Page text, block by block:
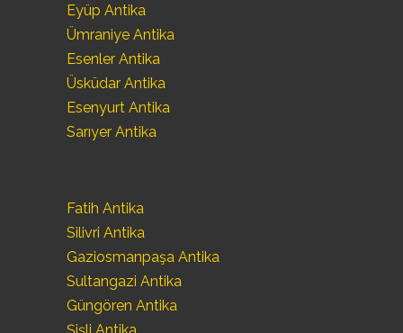
Eyüp Antika
Ümraniye Antika
Esenler Antika
Üsküdar Antika
Esenyurt Antika
Sarıyer Antika
Fatih Antika
Silivri Antika
Gaziosmanpaşa Antika
Sultangazi Antika
Güngören Antika